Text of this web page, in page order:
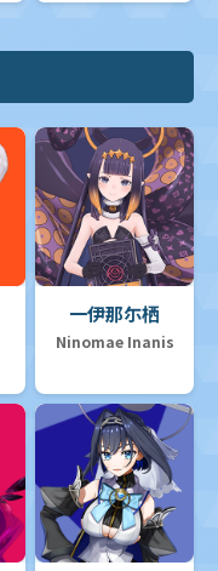
一伊那尓栖
Ninomae Inanis